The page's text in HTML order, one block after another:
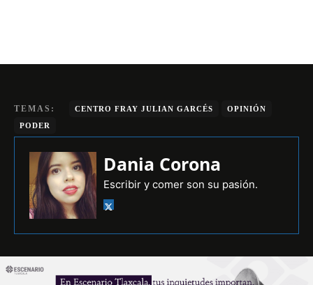
TEMAS: CENTRO FRAY JULIAN GARCÉS
OPINIÓN
PODER
Dania Corona
Escribir y comer son su pasión.